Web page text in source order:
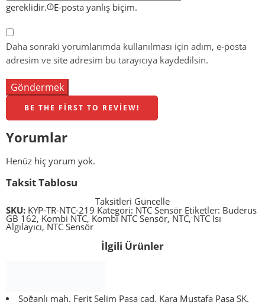
gereklidir.
E-posta yanlış biçim.
Daha sonraki yorumlarımda kullanılması için adım, e-posta
adresim ve site adresim bu tarayıcıya kaydedilsin.
BE THE FIRST TO REVIEW!
Yorumlar
Henüz hiç yorum yok.
Taksit Tablosu
Taksitleri Güncelle
SKU: KYP-TR-NTC-219 Kategori: NTC Sensör Etiketler: Buderus
GB 162, Kombi NTC, Kombi NTC Sensör, NTC, NTC Isı
Algılayıcı, NTC Sensör
İlgili Ürünler
Soğanlı mah. Ferit Selim Paşa cad. Kara Mustafa Paşa SK.